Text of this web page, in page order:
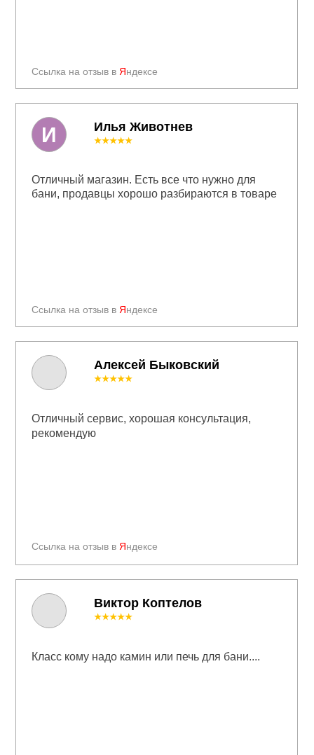
Ссылка на отзыв в Яндексе
Илья Животнев
Ссылка на отзыв в Яндексе
★★★★★
Отличный магазин. Есть все что нужно для
бани, продавцы хорошо разбираются в товаре
И
Алексей Быковский
Ссылка на отзыв в Яндексе
★★★★★
Отличный сервис, хорошая консультация,
рекомендую
★★★★★
Класс кому надо камин или печь для бани....
Виктор Коптелов